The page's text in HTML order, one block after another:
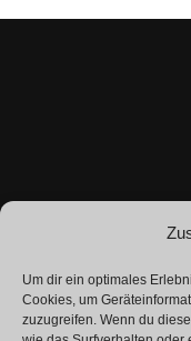
Um dir ein optimales
Cookies, um
zuzugreifen. Wenn du